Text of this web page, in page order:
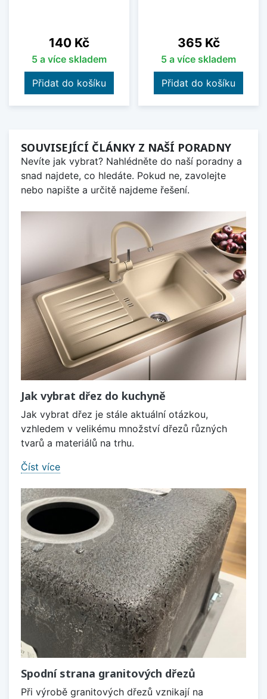
Cena
140 Kč
5 a více skladem
Přidat do košíku
Cena
365 Kč
5 a více skladem
Přidat do košíku
SOUVISEJÍCÍ ČLÁNKY Z NAŠÍ PORADNY
Nevíte jak vybrat? Nahlédněte do naší poradny a
snad najdete, co hledáte. Pokud ne, zavolejte
nebo napište a určitě najdeme řešení.
Jak vybrat dřez do kuchyně
Jak vybrat dřez je stále aktuální otázkou,
vzhledem v velikému množství dřezů různých
tvarů a materiálů na trhu.
Číst více
Spodní strana granitových dřezů
Při výrobě granitových dřezů vznikají na